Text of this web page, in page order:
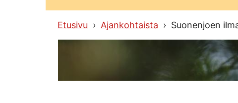
Etusivu Ajankohtaista Suonenjoen